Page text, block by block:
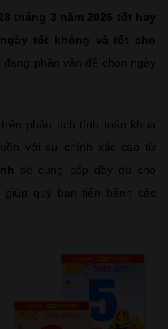
tháng 3 năm 2026 tốt hay
tốt không và tốt cho
đang phân vân để chọn ngày
phân tích tính toán khoa
với sự chính xác cao từ
sẽ cung cấp đầy đủ cho
quý bạn tiến hành các